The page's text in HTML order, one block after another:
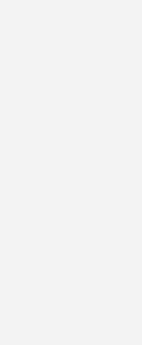
auf erste